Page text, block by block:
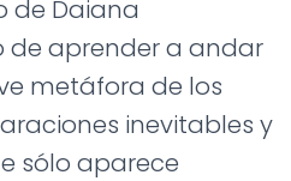
A
Ó
N
de Daiana
de aprender a andar
metáfora de los
inevitables y
sólo aparece